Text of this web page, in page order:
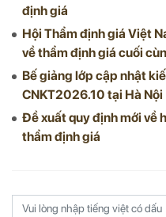
định giá
Hội Thẩm định giá Việt
về thẩm định giá cuối
Bế giảng lớp cập nhật
CNKT2026.10 tại Hà Nội
Đề xuất quy định mới về
thẩm định giá